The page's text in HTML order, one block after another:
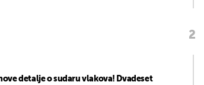
detalje o sudaru vlakova! Dvadeset